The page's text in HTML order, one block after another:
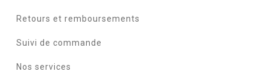
Retours et remboursements
Suivi de commande
Nos services